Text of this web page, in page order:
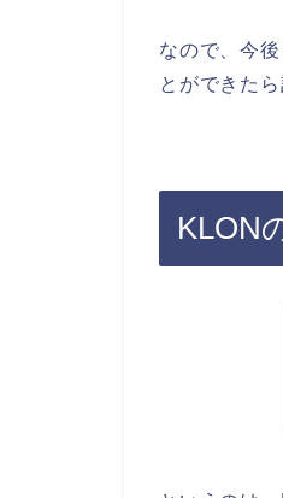
なので、今
とができた
KLON